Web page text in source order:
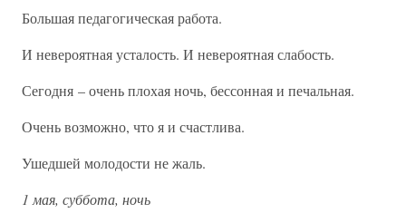
Большая педагогическая работа.
И невероятная усталость. И невероятная слабость.
Сегодня – очень плохая ночь, бессонная и печальная.
Очень возможно, что я и счастлива.
Ушедшей молодости не жаль.
1 мая, суббота, ночь